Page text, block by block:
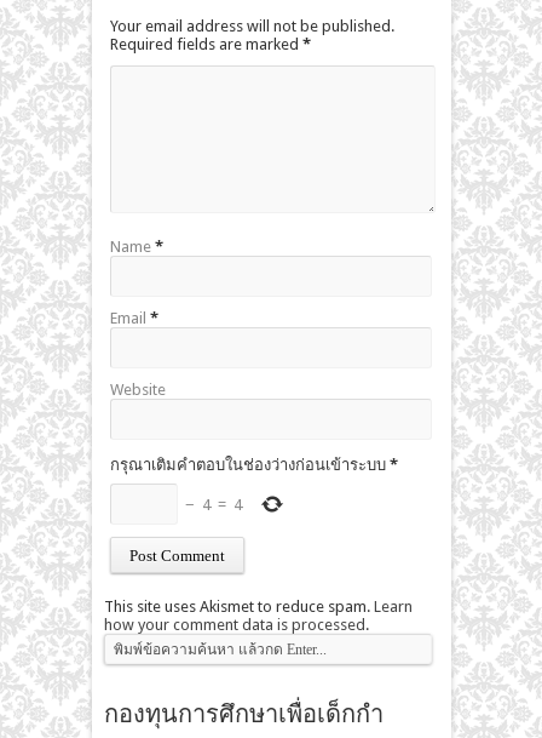
Your email address will not be published.
Required fields are marked *
Name *
Email *
Website
กรุณาเติมคำตอบในช่องว่างก่อนเข้าระบบ*
− 4 = 4
This site uses Akismet to reduce spam. Learn
how your comment data is processed .
กองทุนการศึกษาเพื่อเด็กกำ